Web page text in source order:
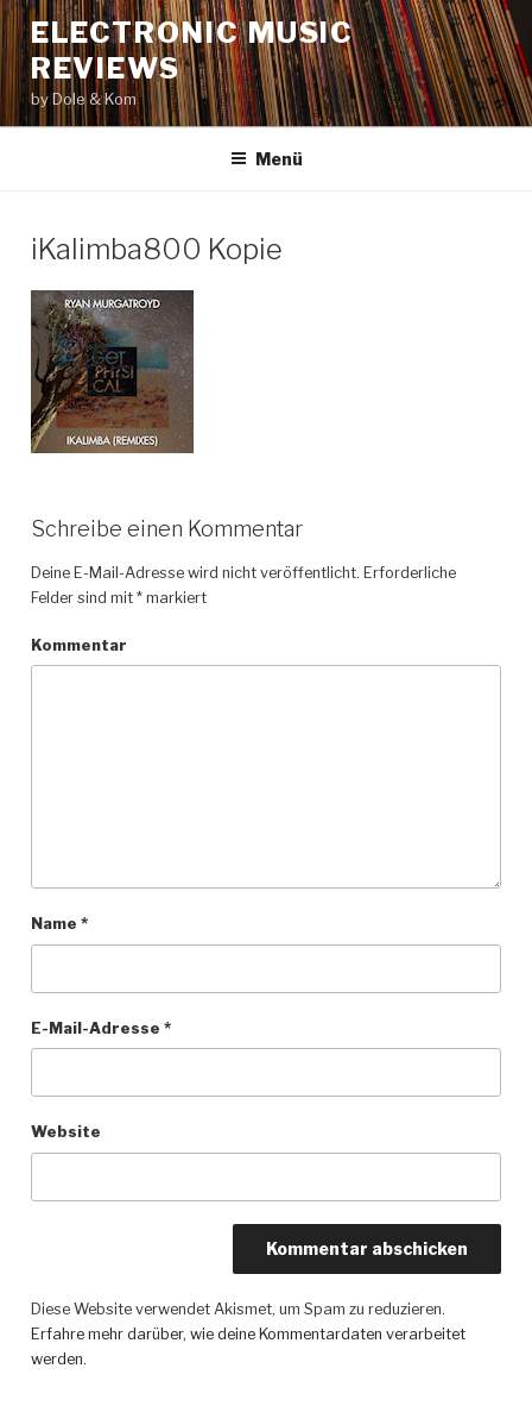
Zum
Inhalt
springen
ELECTRONIC MUSIC
REVIEWS
by Dole & Kom
Menü
iKalimba800 Kopie
Schreibe einen Kommentar
Deine E-Mail-Adresse wird nicht veröffentlicht. Erforderliche
Felder sind mit *markiert
Kommentar
Name *
E-Mail-Adresse *
Website
Diese Website verwendet Akismet, um Spam zu reduzieren.
Erfahre mehr darüber, wie deine Kommentardaten verarbeitet
werden.